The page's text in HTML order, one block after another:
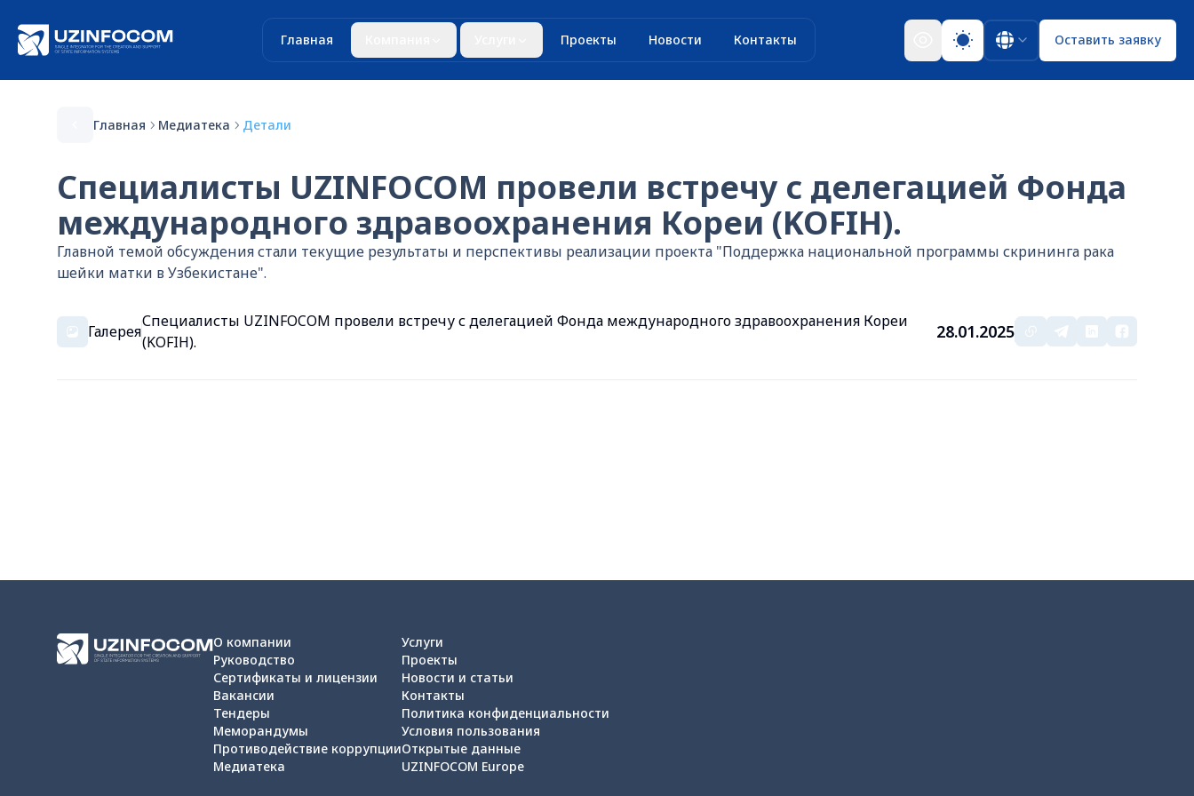
Главная Проекты Новости Контакты Оставить заявку
Главная Медиатека Детали
Специалисты UZINFOCOM провели встречу с делегацией Фонда
международного здравоохранения Кореи (KOFIH).
Главной темой обсуждения стали текущие результаты и перспективы реализации проекта "Поддержка национальной программы скрининга рака
шейки матки в Узбекистане".
Галерея
Специалисты UZINFOCOM провели встречу с делегацией Фонда международного здравоохранения Кореи
(KOFIH).
28.01.2025
О компании
Руководство
Сертификаты и лицензии
Вакансии
Тендеры
Меморандумы
Противодействие коррупции
Медиатека
Услуги
Проекты
Новости и статьи
Контакты
Политика конфиденциальности
Условия пользования
Открытые данные
UZINFOCOM Europe